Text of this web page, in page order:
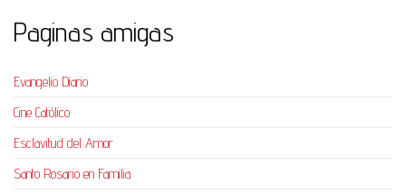
Paginas amigas
Evangelio Diario
Cine Católico
Esclavitud del Amor
Santo Rosario en Familia